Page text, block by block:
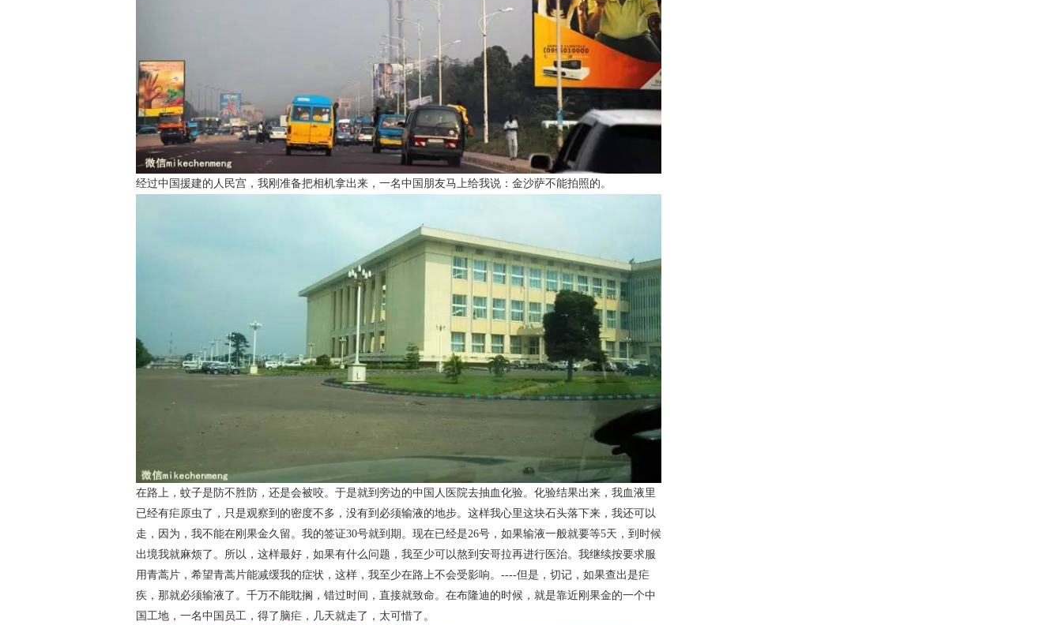
经过中国援建的人民宫，我刚准备把相机拿出来，一名中国朋友马上给我说：金沙萨不能拍照的。
在路上，蚊子是防不胜防，还是会被咬。于是就到旁边的中国人医院去抽血化验。化验结果出来，我血液里
已经有疟原虫了，只是观察到的密度不多，没有到必须输液的地步。这样我心里这块石头落下来，我还可以
走，因为，我不能在刚果金久留。我的签证30号就到期。现在已经是26号，如果输液一般就要等5天，到时候
出境我就麻烦了。所以，这样最好，如果有什么问题，我至少可以熬到安哥拉再进行医治。我继续按要求服
用青蒿片，希望青蒿片能减缓我的症状，这样，我至少在路上不会受影响。----但是，切记，如果查出是疟
疾，那就必须输液了。千万不能耽搁，错过时间，直接就致命。在布隆迪的时候，就是靠近刚果金的一个中
国工地，一名中国员工，得了脑疟，几天就走了，太可惜了。